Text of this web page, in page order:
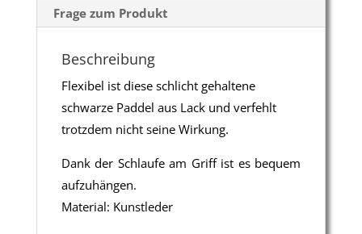
Frage zum Produkt
Beschreibung
Flexibel ist diese schlicht gehaltene
schwarze Paddel aus Lack und verfehlt
trotzdem nicht seine Wirkung.
Dank der Schlaufe am Griff ist es bequem
aufzuhängen.
Material: Kunstleder